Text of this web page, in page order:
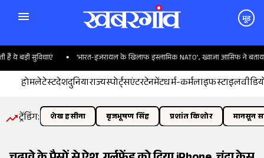
मूड
बड़ी सुविधाएं 'भारत-इजरायल के खिलाफ इस्लामिक NATO', ख्वाजा आसिफ ने बताया
होमलेटेस्टदेशदुनियाराज्यस्पोर्ट्सएंटरटेनमेंटधर्म-कर्मलाइफस्टाइल
ट्रेंडिंग: शेख हसीना बृजभूषण सिंह प्रशांत किशोर मानसून